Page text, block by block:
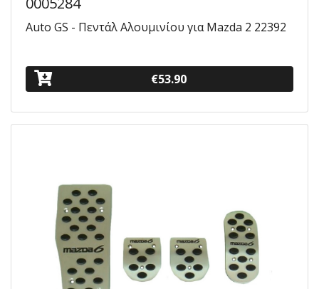
Auto GS - Πεντάλ Αλουμινίου για Mazda 2 22392
€53.90